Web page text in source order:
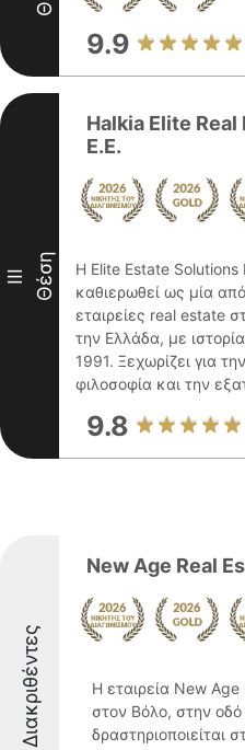
9.9
III Θέση
Halkia Elite
E.E.
Η Elite Estate Solutions
καθιερωθεί ως μία
εταιρείες real estate
την Ελλάδα, με
1991. Ξεχωρίζει για
φιλοσοφία και την
9.8
Διακριθέντες
New Age Real
Η εταιρεία New Age
στον Βόλο, στην οδό
δραστηριοποιείται